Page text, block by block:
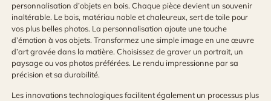
personnalisation d’objets en bois. Chaque pièce devient un souvenir
inaltérable. Le bois, matériau noble et chaleureux, sert de toile pour
vos plus belles photos. La personnalisation ajoute une touche
d’émotion à vos objets. Transformez une simple image en une œuvre
d’art gravée dans la matière. Choisissez de graver un portrait, un
paysage ou vos photos préférées. Le rendu impressionne par sa
précision et sa durabilité.
Les innovations technologiques facilitent également un processus plus